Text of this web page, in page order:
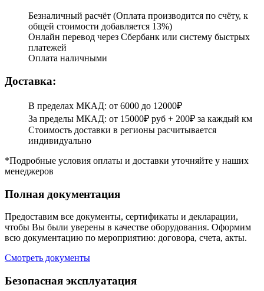
Безналичный расчёт (Оплата производится по счёту, к
общей стоимости добавляется 13%)
Онлайн перевод через Сбербанк или систему быстрых
платежей
Оплата наличными
Доставка:
В пределах МКАД: от 6000 до 12000₽
За пределы МКАД: от 15000₽ руб + 200₽ за каждый км
Стоимость доставки в регионы расчитывается
индивидуально
*Подробные условия оплаты и доставки уточняйте у наших
менеджеров
Полная документация
Предоставим все документы, сертификаты и декларации,
чтобы Вы были уверены в качестве оборудования. Оформим
всю документацию по мероприятию: договора, счета, акты.
Смотреть документы
Безопасная эксплуатация